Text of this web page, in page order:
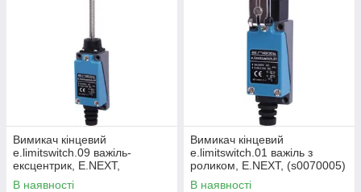
Вимикач кінцевий
e.limitswitch.09 важіль-
ексцентрик, E.NEXT,
(s0070013)
В наявності
Вимикач кінцевий
e.limitswitch.01 важіль з
роликом, E.NEXT, (s0070005)
В наявності